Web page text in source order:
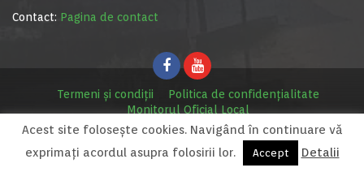
Contact: Pagina de contact
Termeni și condiții
Politica de confidențialitate
Monitorul Oficial Local
© Primăria Roata de Jos, 2020. Site realizat de MediaDigi.ro
Acest site foloseşte cookies. Navigând în continuare vă
exprimaţi acordul asupra folosirii lor.
Accept Detalii